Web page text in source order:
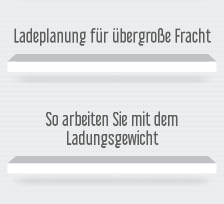
Ladeplanung für übergroße Fracht
So arbeiten Sie mit dem
Ladungsgewicht